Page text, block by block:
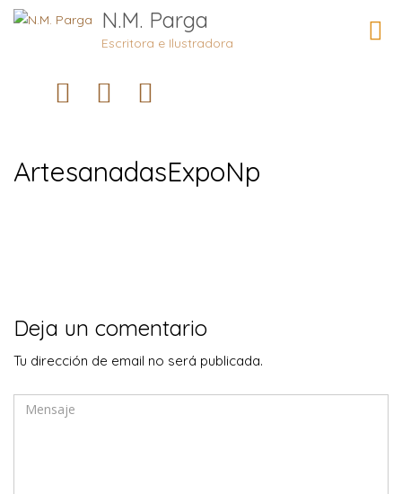
N.M. Parga
Escritora e Ilustradora
ArtesanadasExpoNp
Deja un comentario
Tu dirección de email no será publicada.